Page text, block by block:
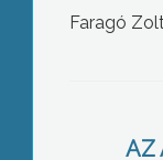
Faragó
AZ